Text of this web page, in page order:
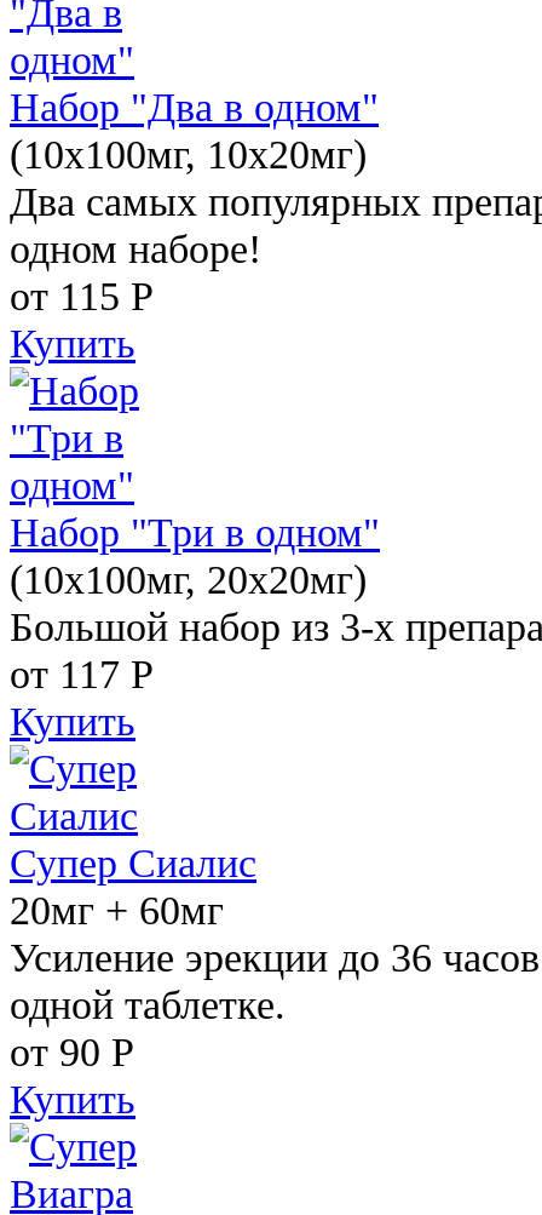
Набор "Два в одном"
(10x100мг, 10x20мг)
Два самых популярных
одном наборе!
от 115 Р
Купить
Набор "Три в одном"
(10x100мг, 20x20мг)
Большой набор из 3-х
от 117 Р
Купить
Супер Сиалис
20мг + 60мг
Усиление эрекции до 36
одной таблетке.
от 90 Р
Купить